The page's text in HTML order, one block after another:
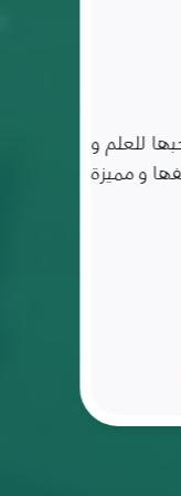
الشرقي
سنوات، تمّ